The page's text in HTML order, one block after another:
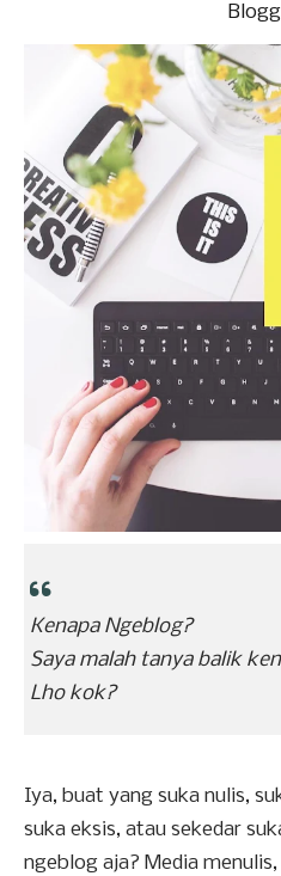
Kenapa Ngeblog?
Saya malah tanya balik
Lho kok?
Iya, buat yang suka nulis,
suka eksis, atau sekedar
ngeblog aja? Media